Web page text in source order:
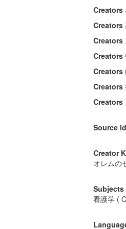
Creators
Creators
Creators
Creators
Creators
Creators
Creators
Source
Creator
オレムの
Subjects
看護学 (